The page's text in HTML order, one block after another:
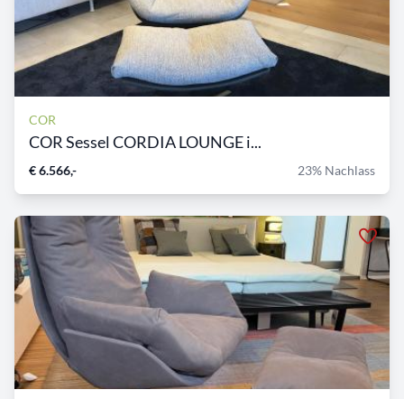
COR
COR Sessel CORDIA LOUNGE i...
€ 6.566,- 23% Nachlass